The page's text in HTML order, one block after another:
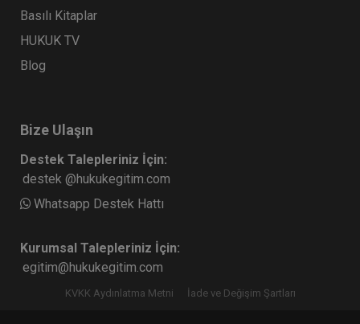
Basılı Kitaplar
HUKUK TV
Blog
Bize Ulaşın
Destek Talepleriniz İçin:
destek @hukukegitim.com
Whatsapp Destek Hattı
Kurumsal Talepleriniz İçin:
egitim@hukukegitim.com
KVKK Aydınlatma Metni İade ve Değişim Şartları